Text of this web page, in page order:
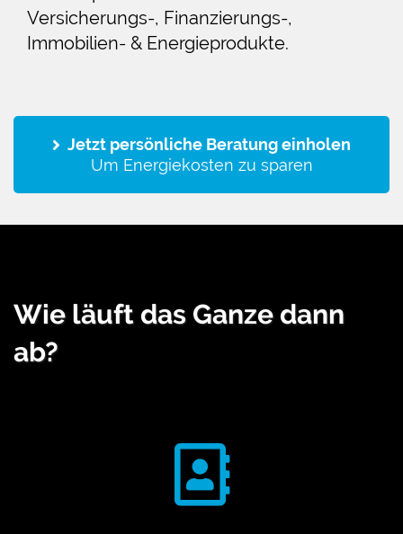
Versicherungs-, Finanzierungs-,
Immobilien- & Energieprodukte.
Jetzt persönliche Beratung einholen
Um Energiekosten zu sparen
Wie läuft das Ganze dann
ab?